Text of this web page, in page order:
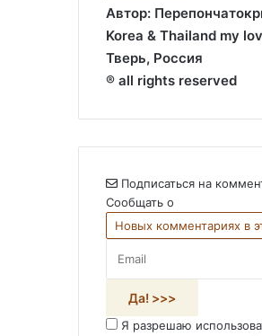
Автор:
Korea & Thailand my
Тверь, Россия
® all rights reserved
Подписаться на
Сообщать о
Я разрешаю